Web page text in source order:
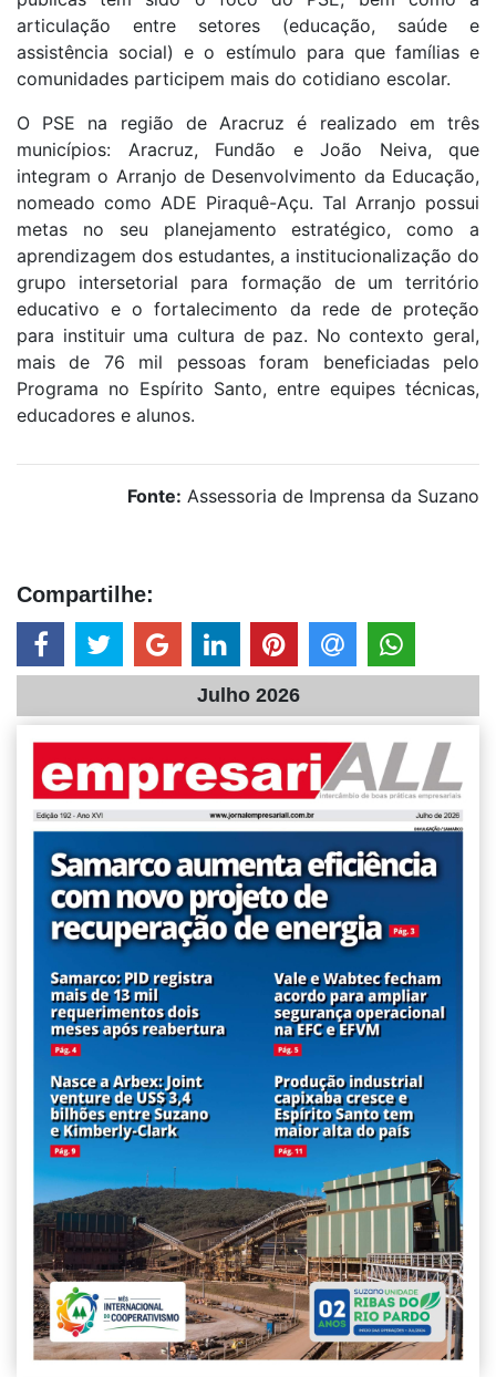
articulação entre setores (educação, saúde e
assistência social) e o estímulo para que famílias e
comunidades participem mais do cotidiano escolar.
O PSE na região de Aracruz é realizado em três
municípios: Aracruz, Fundão e João Neiva, que
integram o Arranjo de Desenvolvimento da Educação,
nomeado como ADE Piraquê-Açu. Tal Arranjo possui
metas no seu planejamento estratégico, como a
aprendizagem dos estudantes, a institucionalização do
grupo intersetorial para formação de um território
educativo e o fortalecimento da rede de proteção
para instituir uma cultura de paz. No contexto geral,
mais de 76 mil pessoas foram beneficiadas pelo
Programa no Espírito Santo, entre equipes técnicas,
educadores e alunos.
Fonte: Assessoria de Imprensa da Suzano
Compartilhe:
Julho 2026